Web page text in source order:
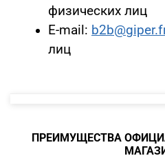
физических лиц
E-mail:
лиц
ПРЕИМУЩЕСТВА